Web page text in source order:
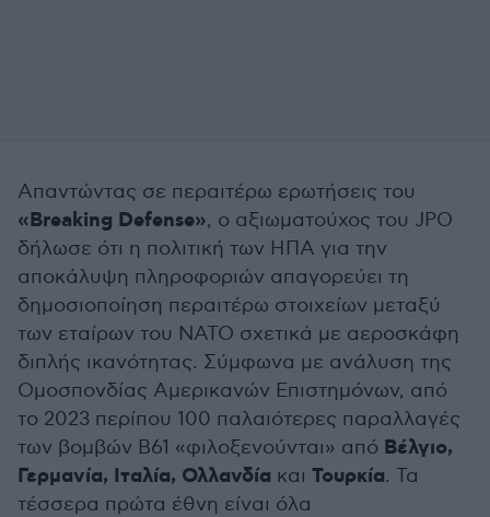
Απαντώντας σε περαιτέρω ερωτήσεις του
«Breaking Defense», ο αξιωματούχος του JPO
δήλωσε ότι η πολιτική των ΗΠΑ για την
αποκάλυψη πληροφοριών απαγορεύει τη
δημοσιοποίηση περαιτέρω στοιχείων μεταξύ
των εταίρων του ΝΑΤΟ σχετικά με αεροσκάφη
διπλής ικανότητας. Σύμφωνα με ανάλυση της
Ομοσπονδίας Αμερικανών Επιστημόνων, από
το 2023 περίπου 100 παλαιότερες παραλλαγές
των βομβών B61 «φιλοξενούνται» από Βέλγιο,
Γερμανία, Ιταλία, Ολλανδία και Τουρκία. Τα
τέσσερα πρώτα έθνη είναι όλα